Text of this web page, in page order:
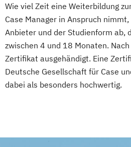
Wie viel Zeit eine Weiterbildung
Case Manager in Anspruch
Anbieter und der Studienform ab,
zwischen 4 und 18 Monaten.
Zertifikat ausgehändigt. Eine
Deutsche Gesellschaft für Case
dabei als besonders hochwertig.